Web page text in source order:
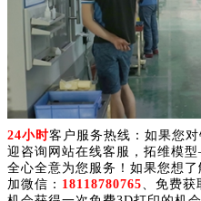
24小时客户服务热线：如果您
迎咨询网站在线客服，拓维模
全心全意为您服务！如果您想
加微信： 18118780765 、免费